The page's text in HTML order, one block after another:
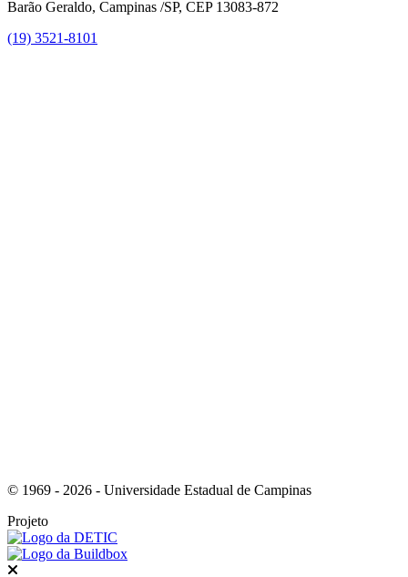
Barão Geraldo, Campinas /SP, CEP 13083-872
(19) 3521-8101
© 1969 - 2026 - Universidade Estadual de Campinas
Projeto